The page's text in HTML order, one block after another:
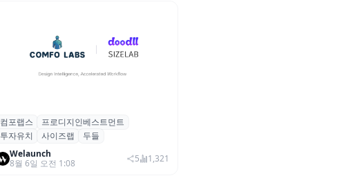
컴포랩스, 프로디지인베스트먼트로부터
시드 투자 유치
컴포랩스
프로디지인베스트먼트
투자유치
사이즈랩
두들
Welaunch
8월 6일 오전 1:08
5 1,321